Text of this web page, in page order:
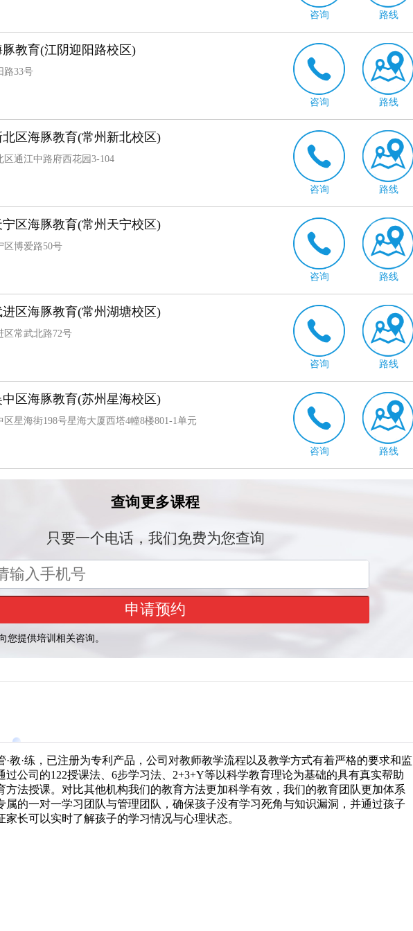
咨询 路线
教育(江阴迎阳路校区)
路33号
咨询 路线
区海豚教育(常州新北校区)
区通江中路府西花园3-104
咨询 路线
区海豚教育(常州天宁校区)
区博爱路50号
咨询 路线
区海豚教育(常州湖塘校区)
区常武北路72号
咨询 路线
区海豚教育(苏州星海校区)
区星海街198号星海大厦西塔4幢8楼801-1单元
咨询 路线
·教·练，已注册为专利产品，公司对教师教学流程以及教学方式有着严格的要求和监
过公司的122授课法、6步学习法、2+3+Y等以科学教育理论为基础的具有真实帮助
方法授课。对比其他机构我们的教育方法更加科学有效，我们的教育团队更加体系
属的一对一学习团队与管理团队，确保孩子没有学习死角与知识漏洞，并通过孩子
家长可以实时了解孩子的学习情况与心理状态。